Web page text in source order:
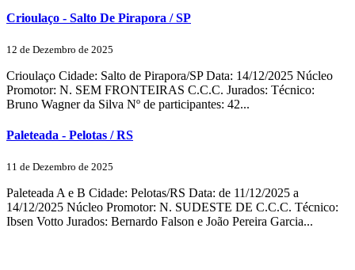
Crioulaço - Salto De Pirapora / SP
12 de Dezembro de 2025
Crioulaço Cidade: Salto de Pirapora/SP Data: 14/12/2025 Núcleo
Promotor: N. SEM FRONTEIRAS C.C.C. Jurados: Técnico:
Bruno Wagner da Silva Nº de participantes: 42...
Paleteada - Pelotas / RS
11 de Dezembro de 2025
Paleteada A e B Cidade: Pelotas/RS Data: de 11/12/2025 a
14/12/2025 Núcleo Promotor: N. SUDESTE DE C.C.C. Técnico:
Ibsen Votto Jurados: Bernardo Falson e João Pereira Garcia...